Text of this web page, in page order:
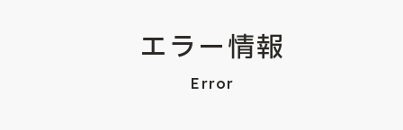
エラー情報
Error